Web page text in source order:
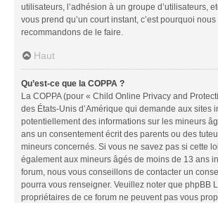
utilisateurs, l’adhésion à un groupe d’utilisateurs,
vous prend qu’un court instant, c’est pourquoi
recommandons de le faire.
Haut
Qu’est-ce que la COPPA ?
La COPPA (pour « Child Online Privacy and
des États-Unis d’Amérique qui demande aux sites
potentiellement des informations sur les mineurs
ans un consentement écrit des parents ou des
mineurs concernés. Si vous ne savez pas si cette
également aux mineurs âgés de moins de 13 ans
forum, nous vous conseillons de contacter un
pourra vous renseigner. Veuillez noter que phpBB
propriétaires de ce forum ne peuvent pas vous